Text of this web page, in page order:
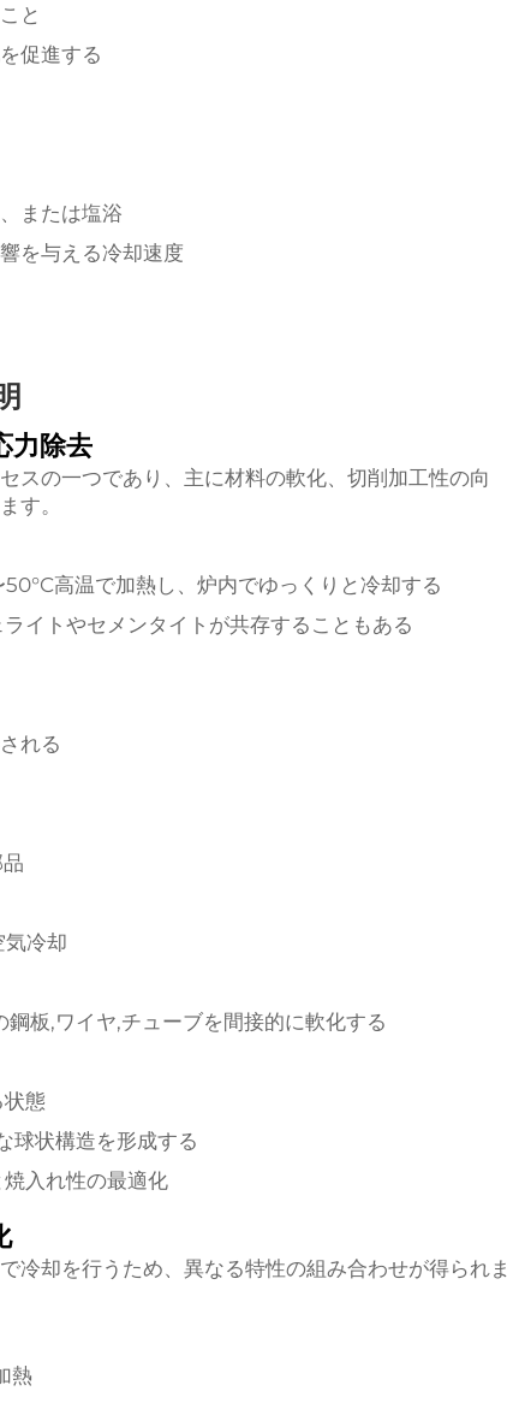
と
促進する
または塩浴
を与える冷却速度
力除去
スの一つであり、主に材料の軟化、切削加工性の向
す。
高温で加熱し、炉内でゆっくりと冷却する
イトやセメンタイトが共存することもある
れる
気冷却
鋼板,ワイヤ,チューブを間接的に軟化する
態
球状構造を形成する
入れ性の最適化
冷却を行うため、異なる特性の組み合わせが得られま
熱